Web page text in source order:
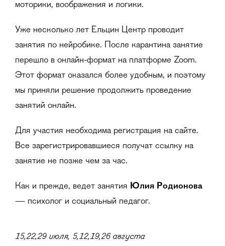
моторики, воображения и логики.
Уже несколько лет Ельцин Центр проводит
занятия по нейробике. После карантина занятие
перешло в онлайн-формат на платформе Zoom.
Этот формат оказался более удобным, и поэтому
мы приняли решение продолжить проведение
занятий онлайн.
Для участия необходима регистрация на сайте.
Все зарегистрировавшиеся получат ссылку на
занятие не позже чем за час.
Как и прежде, ведет занятия Юлия Родионова
— психолог и социальный педагог.
15,22,29 июля, 5,12,19,26 августа